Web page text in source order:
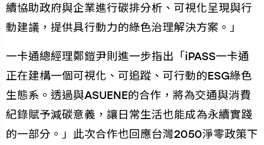
續協助政府與企業進行碳排分析、可視化呈現與行
動建議，提供具行動力的綠色治理解決方案。」
一卡通總經理鄭鎧尹則進一步指出「iPASS一卡通
正在建構一個可視化、可追蹤、可行動的ESG綠色
生態系。透過與ASUENE的合作，將為交通與消費
紀錄賦予減碳意義，讓日常生活也能成為永續實踐
的一部分。」此次合作也回應台灣2050淨零政策下